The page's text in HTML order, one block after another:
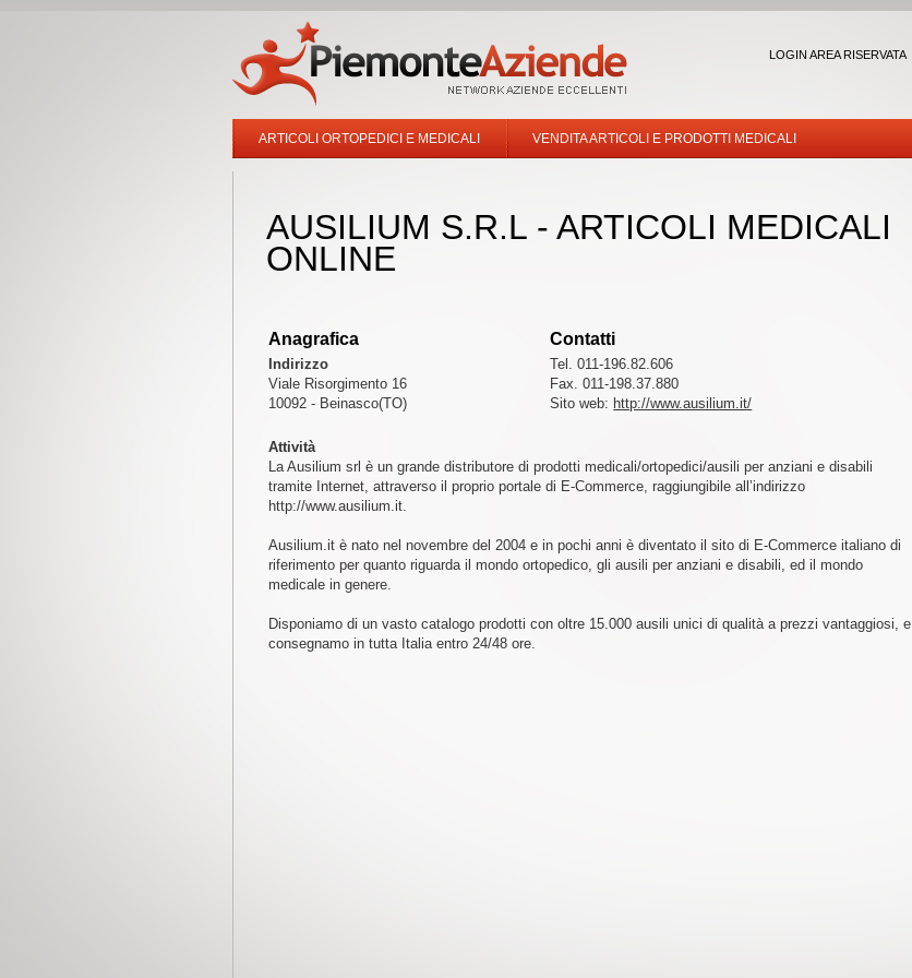
LOGIN AREA RISERVATA
ARTICOLI ORTOPEDICI E MEDICALI VENDITA ARTICOLI E PRODOTTI MEDICALI
AUSILIUM S.R.L - ARTICOLI MEDICALI
ONLINE
Anagrafica
Indirizzo
Viale Risorgimento 16
10092 - Beinasco(TO)
Contatti
Tel. 011-196.82.606
Fax. 011-198.37.880
Sito web: http://www.ausilium.it/
Attività
La Ausilium srl è un grande distributore di prodotti medicali/ortopedici/ausili per anziani e disabili
tramite Internet, attraverso il proprio portale di E-Commerce, raggiungibile all’indirizzo
http://www.ausilium.it.
Ausilium.it è nato nel novembre del 2004 e in pochi anni è diventato il sito di E-Commerce italiano di
riferimento per quanto riguarda il mondo ortopedico, gli ausili per anziani e disabili, ed il mondo
medicale in genere.
Disponiamo di un vasto catalogo prodotti con oltre 15.000 ausili unici di qualità a prezzi vantaggiosi, e
consegnamo in tutta Italia entro 24/48 ore.